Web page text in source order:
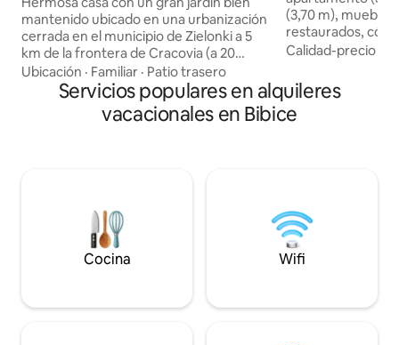
mantenido ubicado en una urbanización
cerrada en el municipio de Zielonki a 5
km de la frontera de Cracovia (a 20
minutos en coche del centro). Una casa
rodeada de vegetación y edificios
unifamiliares bajos, estacionamiento
para 2 autos en la propiedad. Una
turismo en Cracovia, atractivo durante
todo el año. Internet de fibra óptica más
línea de respaldo 4G.
Ubicación · Familiar · Patio trasero
(3,70 m),
restaurados,
king, muebles de
piso de verdad,
una casa adosada
en el corazón de
¡Te encantará!
les encanta!
Calidad-precio
Servicios populares en alquileres
vacacionales en Bibice
Cocina Wifi